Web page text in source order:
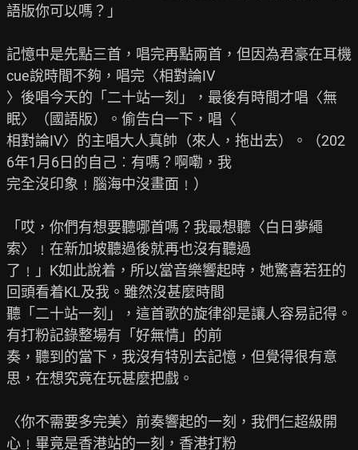
語版你可以嗎？」
記憶中是先點三首，唱完再點兩首，但因為君豪在耳機
cue說時間不夠，唱完〈相對論IV
〉後唱今天的「二十站一刻」，最後有時間才唱〈無
眠〉（國語版）。偷告白一下，唱〈
相對論IV〉的主唱大人真帥（來人，拖出去）。（202
6年1月6日的自己︰有嗎？啊嘞，我
完全沒印象﹗腦海中沒畫面﹗）
「哎，你們有想要聽哪首嗎？我最想聽〈白日夢繩
索〉﹗在新加坡聽過後就再也沒有聽過
了﹗」K如此說着，所以當音樂響起時，她驚喜若狂的
回頭看着KL及我。雖然沒甚麼時間
聽「二十站一刻」，這首歌的旋律卻是讓人容易記得。
有打粉記錄整場有「好無情」的前
奏，聽到的當下，我沒有特別去記憶，但覺得很有意
思，在想究竟在玩甚麼把戲。
〈你不需要多完美〉前奏響起的一刻，我們仨超級開
心﹗畢竟是香港站的一刻，香港打粉